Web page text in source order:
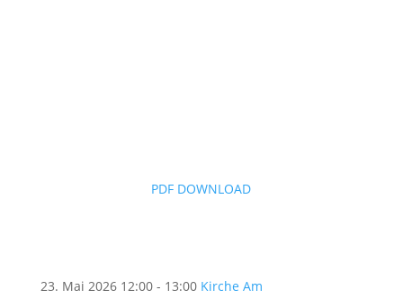
PDF DOWNLOAD
23. Mai 2026 12:00 - 13:00 Kirche Am